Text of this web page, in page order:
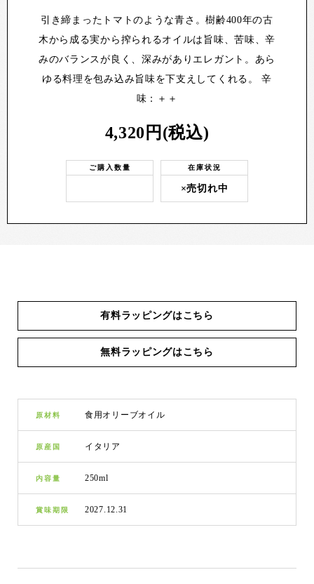
引き締まったトマトのような青さ。樹齢400年の古
木から成る実から搾られるオイルは旨味、苦味、辛
みのバランスが良く、深みがありエレガント。あら
ゆる料理を包み込み旨味を下支えしてくれる。 辛
味：＋＋
4,320円(税込)
ご購入数量 在庫状況
×売切れ中
有料ラッピングはこちら
無料ラッピングはこちら
原材料 食用オリーブオイル
原産国 イタリア
内容量 250ml
賞味期限 2027.12.31